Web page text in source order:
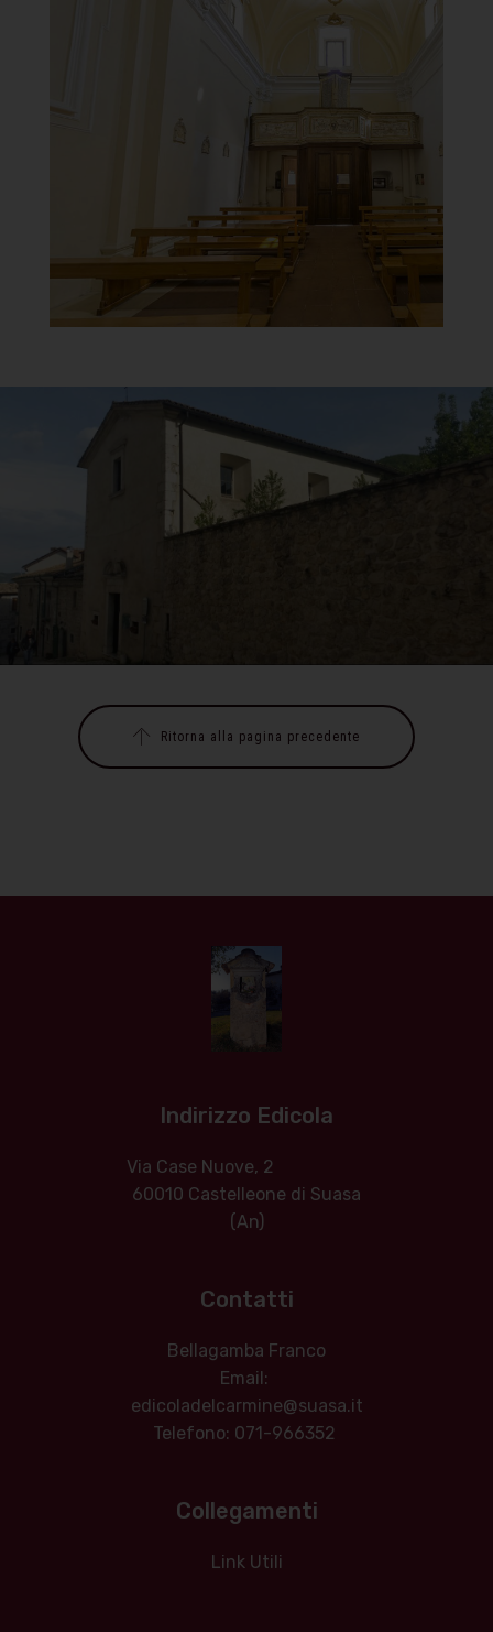
della Congrega
Controfacciata con Cantoria ed
[
Clicca per ingrandire
Ritorna alla pagina precedente
Indirizzo Edicola
Via Case Nuove, 2
60010 Castelleone di Suasa
(An)
Contatti
Bellagamba Franco
Email:
edicoladelcarmine@suasa.it
Telefono: 071-966352
Collegamenti
Link Utili